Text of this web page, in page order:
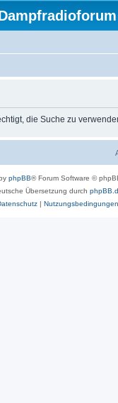
die Suche zu
phpBB® Forum Software ©
Übersetzung durch
| Nutzungsbedingungen